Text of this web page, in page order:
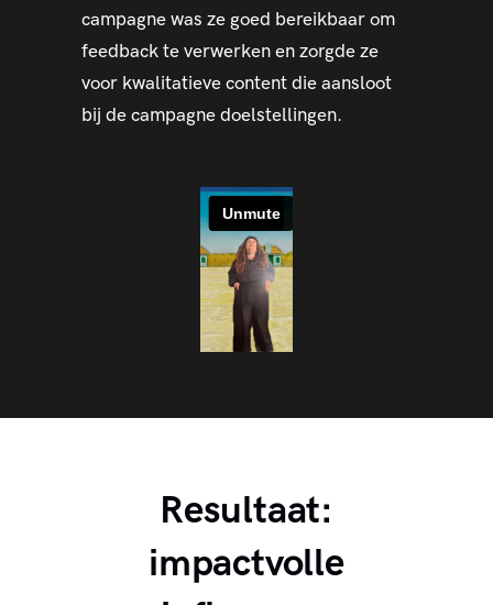
campagne was ze goed bereikbaar om
feedback te verwerken en zorgde ze
voor kwalitatieve content die aansloot
bij de campagne doelstellingen.
Resultaat:
impactvolle